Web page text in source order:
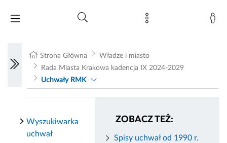
Strona Główna
Władze i miasto
Rada Miasta Krakowa kadencja IX 2024-2029
Uchwały RMK
ZOBACZ TEŻ:
Spisy uchwał od 1990 r.
Wyszukiwarka
uchwał